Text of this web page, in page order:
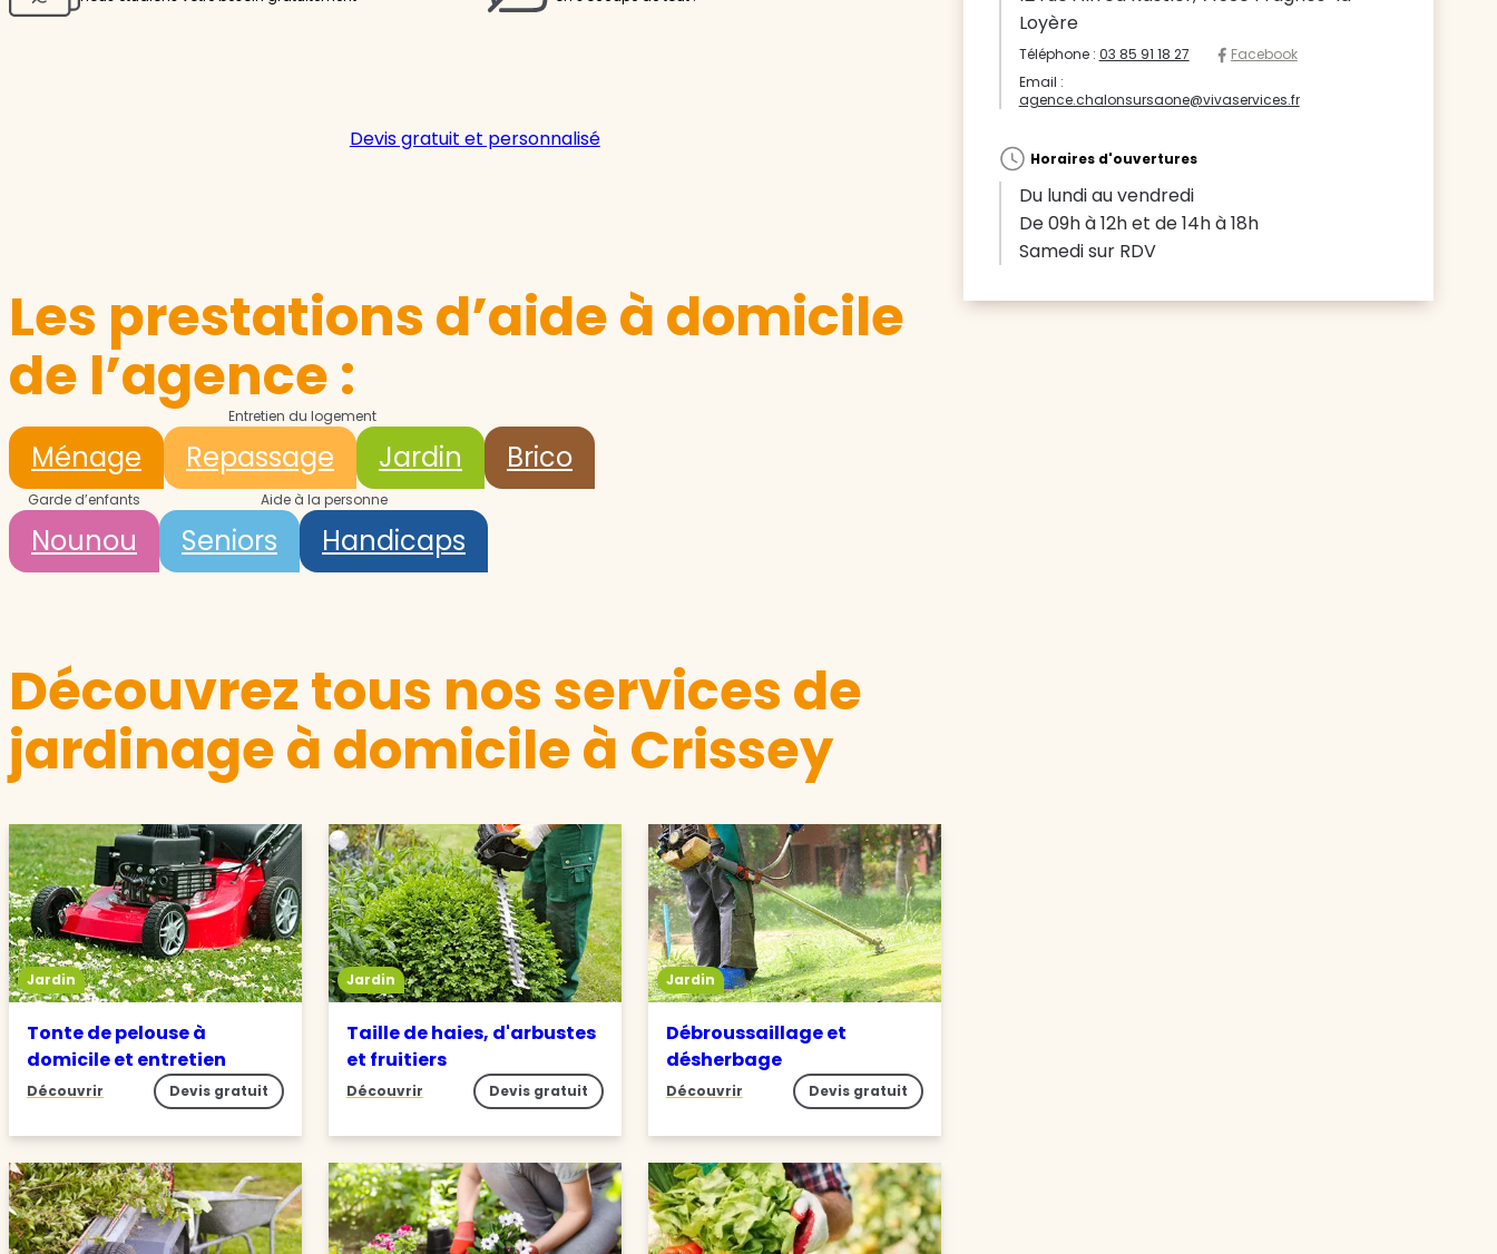
Devis gratuit et personnalisé
Les prestations d’aide à domicile
de l’agence :
Entretien du logement
Ménage Repassage Jardin Brico
Garde d’enfants
Nounou
Aide à la personne
Seniors Handicaps
Découvrez tous nos services de
jardinage à domicile à Crissey
Jardin
Tonte de pelouse à
domicile et entretien
Découvrir Devis gratuit
Jardin
Taille de haies, d'arbustes
et fruitiers
Découvrir Devis gratuit
Jardin
Débroussaillage et
désherbage
Découvrir Devis gratuit
Loyère
Téléphone : 03 85 91 18 27
Facebook
Email :
agence.chalonsursaone@vivaservices.fr
Horaires d'ouvertures
Du lundi au vendredi
De 09h à 12h et de 14h à 18h
Samedi sur RDV